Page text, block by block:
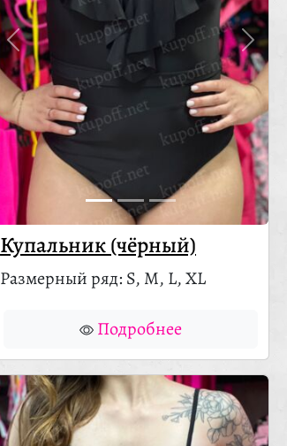
Купальник (чёрный)
Размерный ряд: S, M, L, XL
Подробнее